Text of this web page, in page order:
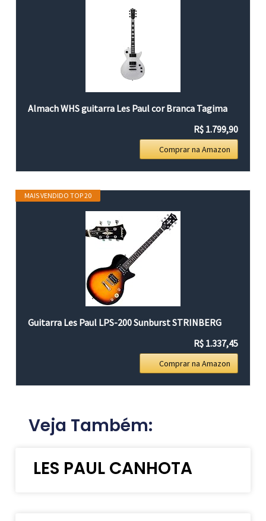
Almach WHS guitarra Les Paul cor Branca Tagima
R$ 1.799,90
Comprar na Amazon
MAIS VENDIDO TOP 20
Guitarra Les Paul LPS-200 Sunburst STRINBERG
R$ 1.337,45
Comprar na Amazon
Veja Também:
LES PAUL CANHOTA